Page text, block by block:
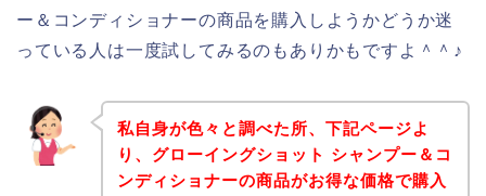
ー＆コンディショナーの商品を購入しようかどうか迷
っている人は一度試してみるのもありかもですよ＾＾♪
私自身が色々と調べた所、下記ページよ
り、グローイングショット シャンプー＆コ
ンディショナーの商品がお得な価格で購入